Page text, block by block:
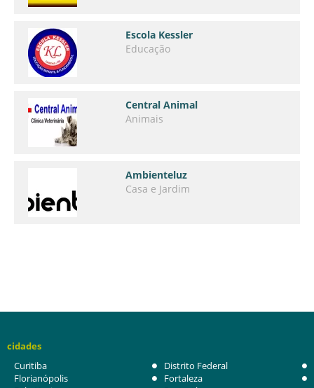
Escola Kessler
Educação
Central Animal
Animais
Ambienteluz
Casa e Jardim
cidades
Curitiba
Distrito Federal
Florianópolis
Fortaleza